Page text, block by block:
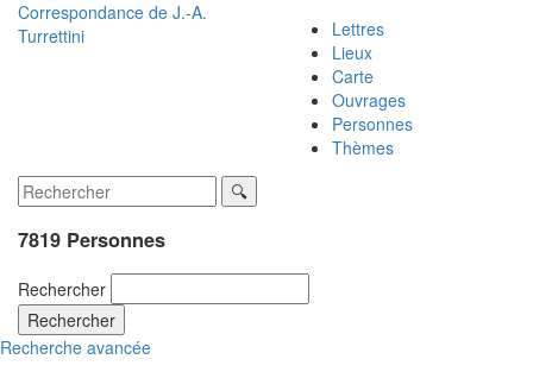
Correspondance de J.-A.
Turrettini
Lettres
Lieux
Carte
Ouvrages
Personnes
Thèmes
7819 Personnes
Rechercher
Rechercher
Recherche avancée